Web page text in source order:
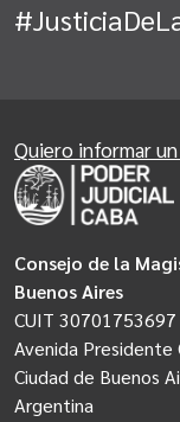
Consejo de la
Buenos Aires
CUIT 30701753697
Avenida Presidente
Ciudad de Buenos
Argentina
Quiero informar